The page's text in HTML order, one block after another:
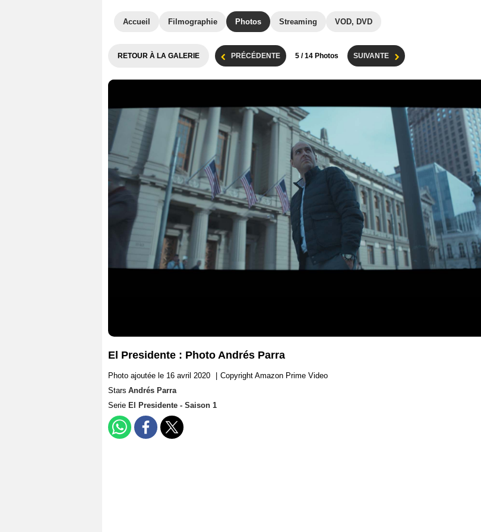
Accueil Filmographie Photos Streaming VOD, DVD
RETOUR À LA GALERIE PRÉCÉDENTE 5 / 14 Photos SUIVANTE
El Presidente : Photo Andrés Parra
Photo ajoutée le 16 avril 2020
Copyright Amazon Prime Video
Stars Andrés Parra
Serie El Presidente - Saison 1